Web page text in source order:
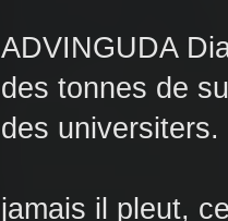
ADVINGUDA
des tonnes de
des universiters.
jamais il pleut,